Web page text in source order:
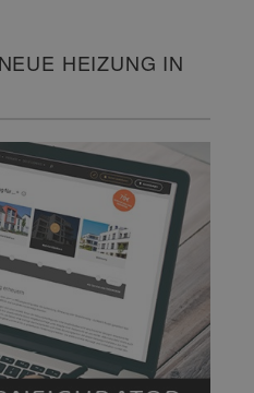
HEIZUNG IN